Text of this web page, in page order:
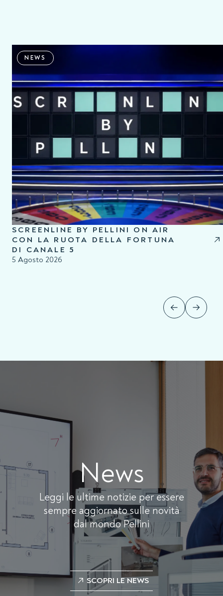
NEWS
SCREENLINE BY PELLINI ON AIR
CON LA RUOTA DELLA FORTUNA
DI CANALE 5
5 Agosto 2026
News
Leggi le ultime notizie per essere
sempre aggiornato sulle novità
dal mondo Pellini
SCOPRI LE NEWS